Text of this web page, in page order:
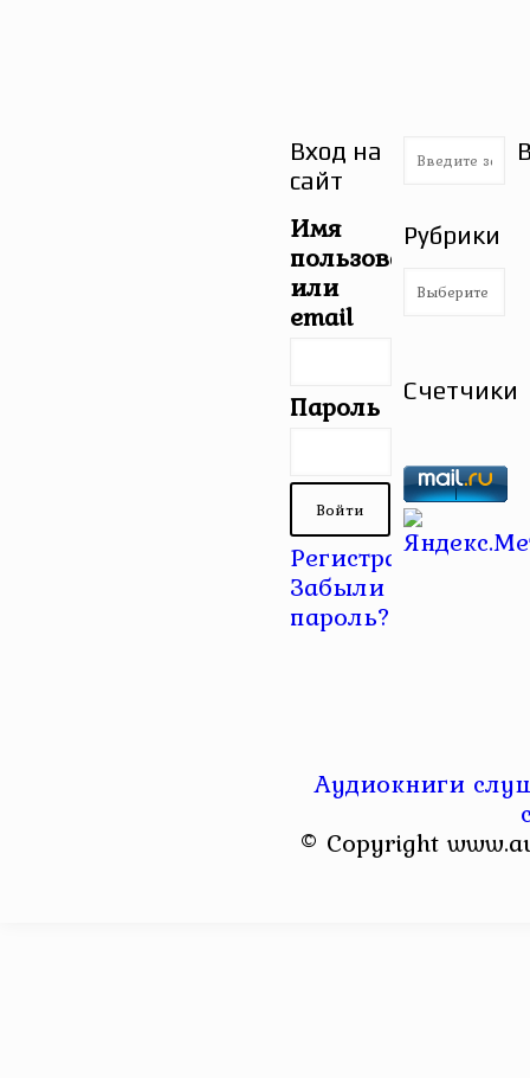
Вход на
сайт
Имя
пользователя
или
email
Пароль
Регистрация |
Забыли
пароль?
Рубрики
Рубрики
Счетчики
Аудиокниги
© Copyright